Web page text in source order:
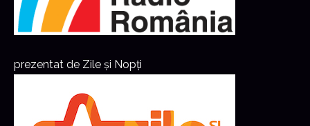
prezentat de Zile și Nopți